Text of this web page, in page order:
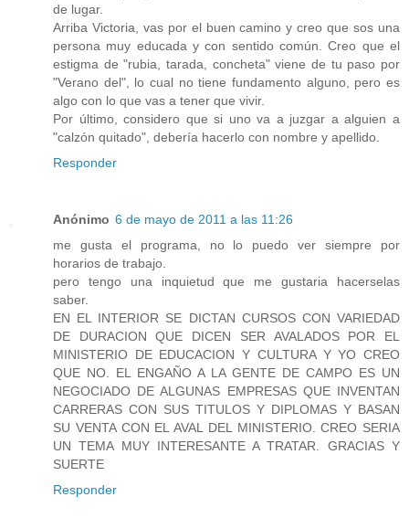
de lugar.
Arriba Victoria, vas por el buen camino y creo que sos una
persona muy educada y con sentido común. Creo que el
estigma de "rubia, tarada, concheta" viene de tu paso por
"Verano del", lo cual no tiene fundamento alguno, pero es
algo con lo que vas a tener que vivir.
Por último, considero que si uno va a juzgar a alguien a
"calzón quitado", debería hacerlo con nombre y apellido.
Responder
Anónimo 6 de mayo de 2011 a las 11:26
me gusta el programa, no lo puedo ver siempre por
horarios de trabajo.
pero tengo una inquietud que me gustaria hacerselas
saber.
EN EL INTERIOR SE DICTAN CURSOS CON VARIEDAD
DE DURACION QUE DICEN SER AVALADOS POR EL
MINISTERIO DE EDUCACION Y CULTURA Y YO CREO
QUE NO. EL ENGAÑO A LA GENTE DE CAMPO ES UN
NEGOCIADO DE ALGUNAS EMPRESAS QUE INVENTAN
CARRERAS CON SUS TITULOS Y DIPLOMAS Y BASAN
SU VENTA CON EL AVAL DEL MINISTERIO. CREO SERIA
UN TEMA MUY INTERESANTE A TRATAR. GRACIAS Y
SUERTE
Responder